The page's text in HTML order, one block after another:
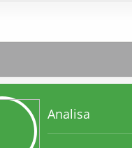
Analisa